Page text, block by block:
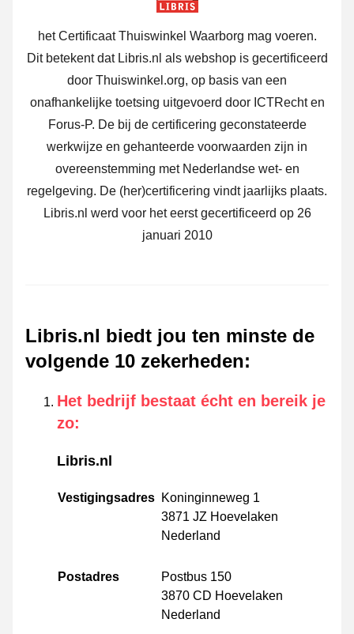
het Certificaat Thuiswinkel Waarborg mag voeren.
Dit betekent dat Libris.nl als webshop is gecertificeerd
door Thuiswinkel.org, op basis van een
onafhankelijke toetsing uitgevoerd door ICTRecht en
Forus-P. De bij de certificering geconstateerde
werkwijze en gehanteerde voorwaarden zijn in
overeenstemming met Nederlandse wet- en
regelgeving. De (her)certificering vindt jaarlijks plaats.
Libris.nl werd voor het eerst gecertificeerd op 26
januari 2010
Libris.nl biedt jou ten minste de
volgende 10 zekerheden:
Het bedrijf bestaat écht en bereik je
zo:
Libris.nl
Vestigingsadres Koninginneweg 1
3871 JZ Hoevelaken
Nederland
Postadres
Postbus 150
3870 CD Hoevelaken
Nederland